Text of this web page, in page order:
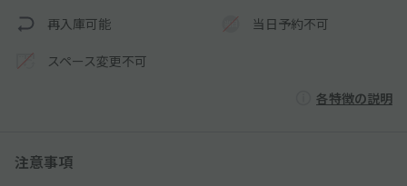
再入庫可能 当日予約不可
スペース変更不可
各特徴の説明
注意事項